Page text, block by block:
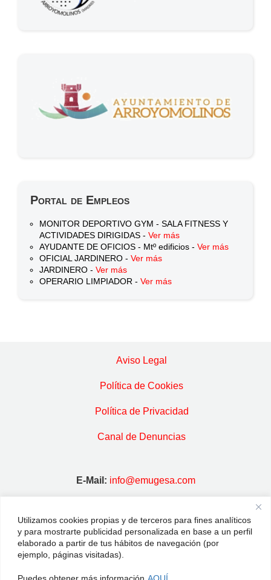
Utilizamos cookies propias y de terceros para fines analíticos
y para mostrarte publicidad personalizada en base a un perfil
elaborado a partir de tus hábitos de navegación (por
ejemplo, páginas visitadas).
Puedes obtener más información AQUÍ.
Portal de Empleos
MONITOR DEPORTIVO GYM - SALA FITNESS Y
ACTIVIDADES DIRIGIDAS - Ver más
AYUDANTE DE OFICIOS - Mtº edificios - Ver más
OFICIAL JARDINERO - Ver más
JARDINERO - Ver más
OPERARIO LIMPIADOR - Ver más
Aviso Legal
Política de Cookies
Política de Privacidad
Canal de Denuncias
E-Mail: info@emugesa.com
Arroyomolinos · MADRID
Horario:De Lunes a Viernes, de 9:00
horas a 15:00 horas